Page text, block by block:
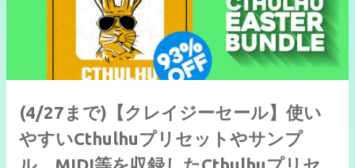
(4/27まで)【クレイジーセール】使い
やすいCthulhuプリセットやサンプ